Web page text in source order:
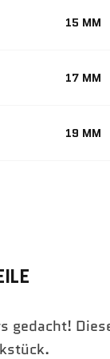
15 MM
17 MM
19 MM
gedacht!